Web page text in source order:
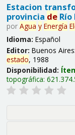
Estacion
provincia deRío
por Agua y Energía
Idioma: Español
Editor: Buenos Aires:
estado, 1988
Disponibilidad:
topográfica: